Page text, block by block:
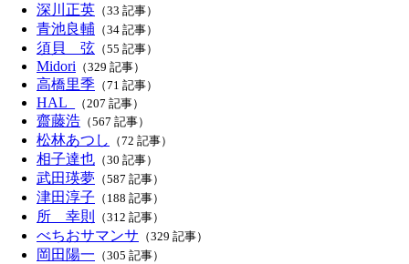
深川正英 （33 記事）
青池良輔 （34 記事）
須貝 弦 （55 記事）
Midori （329 記事）
高橋里季 （71 記事）
HAL_ （207 記事）
齋藤浩 （567 記事）
松林あつし （72 記事）
相子達也 （30 記事）
武田瑛夢 （587 記事）
津田淳子 （188 記事）
所 幸則 （312 記事）
べちおサマンサ （329 記事）
岡田陽一 （305 記事）